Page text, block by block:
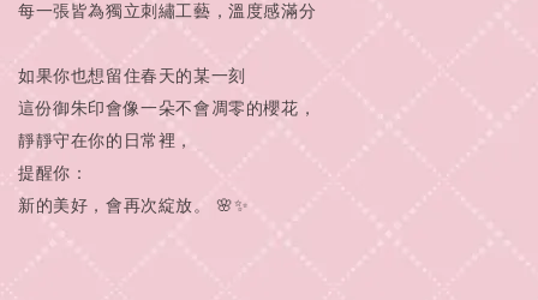
每一張皆為獨立刺繡工藝，溫度感滿分
如果你也想留住春天的某一刻
這份御朱印會像一朵不會凋零的櫻花，
靜靜守在你的日常裡，
提醒你：
新的美好，會再次綻放。 🌸✨